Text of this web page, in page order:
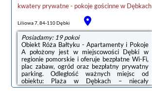
kwatery prywatne - pokoje gościnnew Dębkach
Liliowa 7, 84-110 Dębki
Posiadamy: 19 pokoi
Obiekt Róża Bałtyku - Apartamenty i Pokoje
A położony jest w miejscowości Dębki w
regionie pomorskie i oferuje bezpłatne Wi-Fi,
plac zabaw, ogród oraz bezpłatny prywatny
parking. Odległość ważnych miejsc od
obiektu: Plaża w Dębkach – niecały
kilometr.We wszystkich opcjach